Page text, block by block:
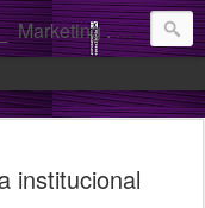
Marketing . Comunicação
institucional